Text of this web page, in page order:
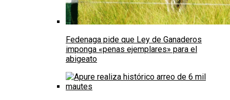
Fedenaga pide que Ley de Ganaderos
imponga «penas ejemplares» para el
abigeato